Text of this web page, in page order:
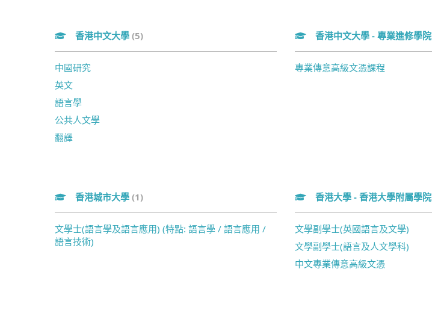
香港中文大學 (5)
中國研究
英文
語言學
公共人文學
翻譯
香港中文大學 - 專業進修學院
專業傳意高級文憑課程
香港城市大學 (1)
文學士(語言學及語言應用) (特點: 語言學 / 語言應用 /
語言技術)
香港大學 - 香港大學附屬學院
文學副學士(英國語言及文學)
文學副學士(語言及人文學科)
中文專業傳意高級文憑